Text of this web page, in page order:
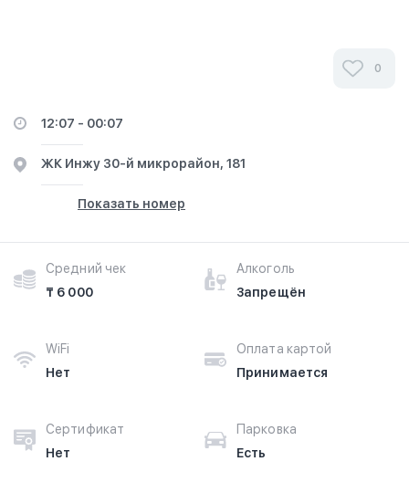
0
12:07 - 00:07
​ЖК Инжу​ 30-й микрорайон, 181
Показать номер
Средний чек
₸ 6 000
Алкоголь
Запрещён
WiFi
Нет
Оплата картой
Принимается
Сертификат
Нет
Парковка
Есть